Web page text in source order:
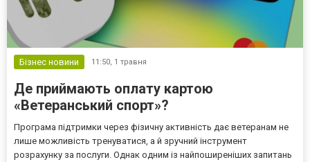
Бізнес новини 11:50, 1 травня
Де приймають оплату картою
«Ветеранський спорт»?
Програма підтримки через фізичну активність дає ветеранам не
лише можливість тренуватися, а й зручний інструмент
розрахунку за послуги. Однак одним із найпоширеніших запитань